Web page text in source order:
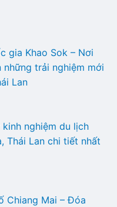
gia Khao Sok – Nơi
những trải nghiệm mới
Lan
kinh nghiệm du lịch
Thái Lan chi tiết nhất
Chiang Mai – Đóa